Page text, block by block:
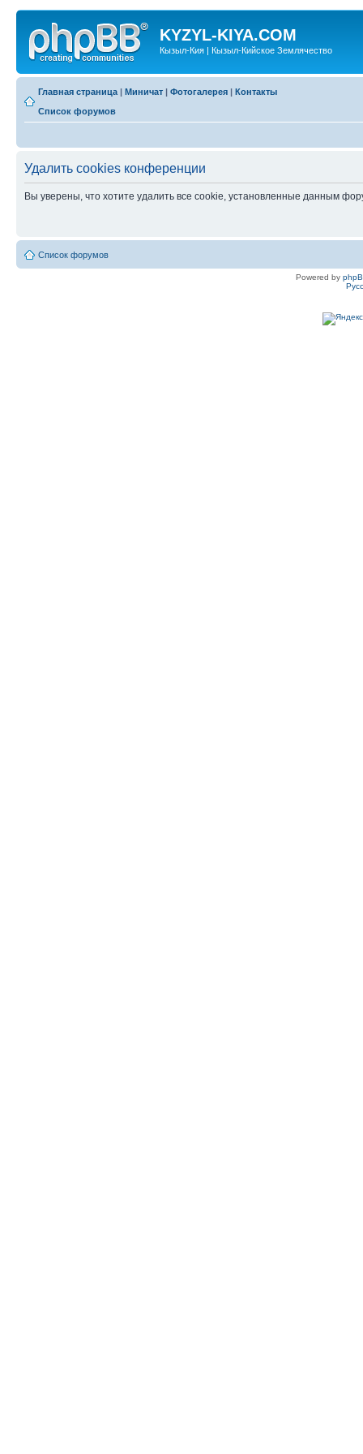
KYZYL-KIYA.COM
Кызыл-Кия | Кызыл-Кийское Землячество
Главная страница | Миничат | Фотогалерея | Контакты
Список форумов
Удалить cookies конференции
Вы уверены, что хотите удалить все cookie, установленные данным
Список форумов
Powered by